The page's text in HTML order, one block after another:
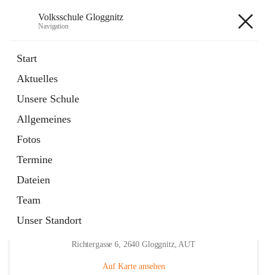
Volksschule Gloggnitz
Navigation
Start
Aktuelles
Unsere Schule
Allgemeines
Fotos
Termine
Dateien
Team
Unser Standort
Seite
in
Tab
Elternverein
öffnet
in
neuem
Tab
Richtergasse 6, 2640 Gloggnitz, AUT
Auf Karte ansehen